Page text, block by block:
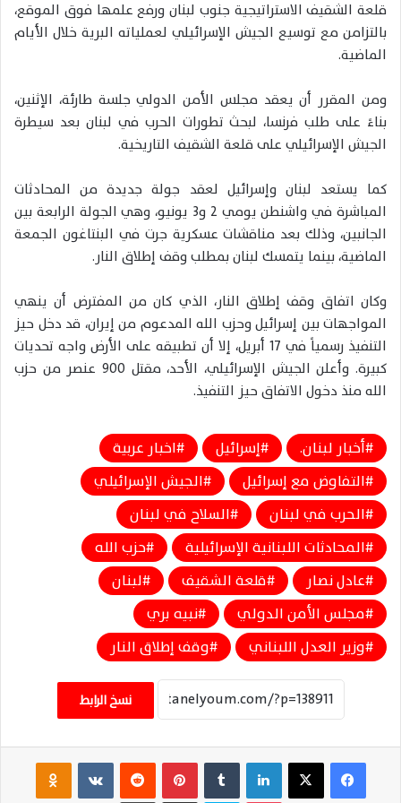
قلعة الشقيف الاستراتيجية جنوب لبنان ورفع علمها فوق الموقع،
بالتزامن مع توسيع الجيش الإسرائيلي لعملياته البرية خلال الأيام
الماضية.
ومن المقرر أن يعقد مجلس الأمن الدولي جلسة طارئة، الإثنين،
بناءً على طلب فرنسا، لبحث تطورات الحرب في لبنان بعد سيطرة
الجيش الإسرائيلي على قلعة الشقيف التاريخية.
كما يستعد لبنان وإسرائيل لعقد جولة جديدة من المحادثات
المباشرة في واشنطن يومي 2 و3 يونيو، وهي الجولة الرابعة بين
الجانبين، وذلك بعد مناقشات عسكرية جرت في البنتاغون الجمعة
الماضية، بينما يتمسك لبنان بمطلب وقف إطلاق النار.
وكان اتفاق وقف إطلاق النار، الذي كان من المفترض أن ينهي
المواجهات بين إسرائيل وحزب الله المدعوم من إيران، قد دخل حيز
التنفيذ رسمياً في 17 أبريل، إلا أن تطبيقه على الأرض واجه تحديات
كبيرة. وأعلن الجيش الإسرائيلي، الأحد، مقتل 900 عنصر من حزب
الله منذ دخول الاتفاق حيز التنفيذ.
أخبار لبنان. إسرائيل
اخبار عربية
التفاوض مع إسرائيل
الجيش الإسرائيلي
الحرب في لبنان
السلاح في لبنان
المحادثات اللبنانية الإسرائيلية
حزب الله
عادل نصار
قلعة الشقيف
لبنان
مجلس الأمن الدولي
نبيه بري
وزير العدل اللبناني
وقف إطلاق النار
نسخ الرابط
فيسبوك ‫X لينكدإن بينتيريست ‏VKontakte